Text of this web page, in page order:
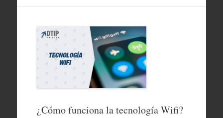
¿Cómo funciona la tecnología Wifi?